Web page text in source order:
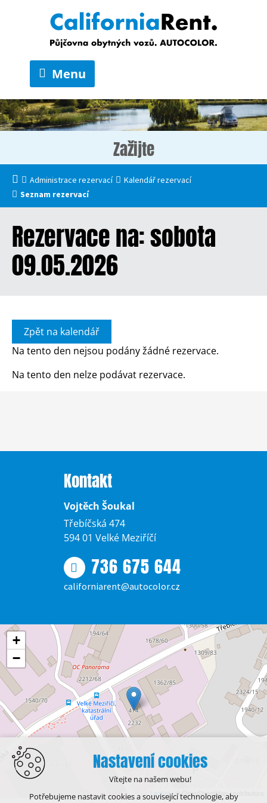
Menu
Nastavení cookies
Vítejte na našem webu!
Potřebujeme nastavit cookies a související technologie, aby
Zažijte
Administrace rezervací
Kalendář rezervací
Seznam rezervací
Rezervace na: sobota
09.05.2026
Zpět na kalendář
Na tento den nejsou podány žádné rezervace.
Na tento den nelze podávat rezervace.
Kontakt
Vojtěch Šoukal
Třebíčská 474
594 01 Velké Meziříčí
736 675 644
californiarent@autocolor.cz
+
−
Leaflet | © OpenStreetMap contributors